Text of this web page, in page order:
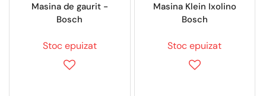
Masina de gaurit -
Bosch
Stoc epuizat
Masina Klein Ixolino
Bosch
Stoc epuizat